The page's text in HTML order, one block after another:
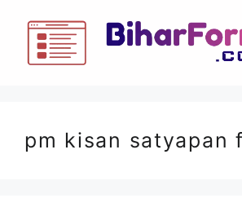
pm kisan satyapan